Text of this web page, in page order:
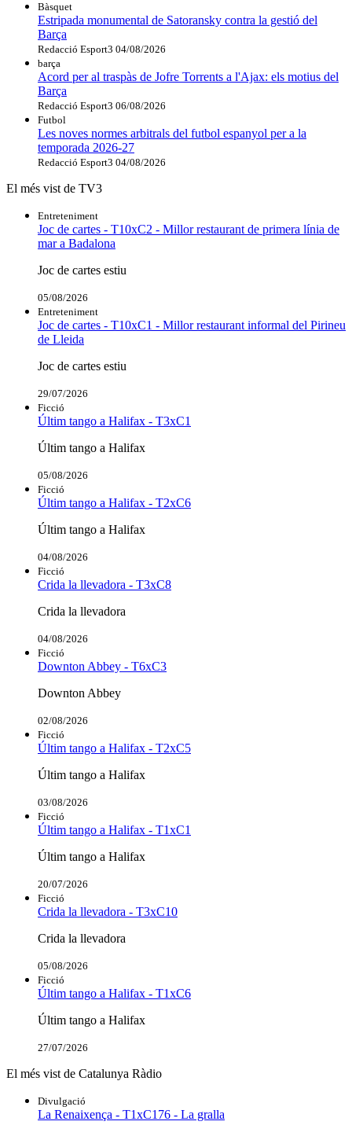
Bàsquet
Estripada monumental de Satoransky contra la gestió del
Barça
Redacció Esport3 04/08/2026
barça
Acord per al traspàs de Jofre Torrents a l'Ajax: els motius del
Barça
Redacció Esport3 06/08/2026
Futbol
Les noves normes arbitrals del futbol espanyol per a la
temporada 2026-27
Redacció Esport3 04/08/2026
El més vist de TV3
Entreteniment
Joc de cartes - T10xC2 - Millor restaurant de primera línia de
mar a Badalona
Joc de cartes estiu
05/08/2026
Entreteniment
Joc de cartes - T10xC1 - Millor restaurant informal del Pirineu
de Lleida
Joc de cartes estiu
29/07/2026
Ficció
Últim tango a Halifax - T3xC1
Últim tango a Halifax
05/08/2026
Ficció
Últim tango a Halifax - T2xC6
Últim tango a Halifax
04/08/2026
Ficció
Crida la llevadora - T3xC8
Crida la llevadora
04/08/2026
Ficció
Downton Abbey - T6xC3
Downton Abbey
02/08/2026
Ficció
Últim tango a Halifax - T2xC5
Últim tango a Halifax
03/08/2026
Ficció
Últim tango a Halifax - T1xC1
Últim tango a Halifax
20/07/2026
Ficció
Crida la llevadora - T3xC10
Crida la llevadora
05/08/2026
Ficció
Últim tango a Halifax - T1xC6
Últim tango a Halifax
27/07/2026
El més vist de Catalunya Ràdio
Divulgació
La Renaixença - T1xC176 - La gralla